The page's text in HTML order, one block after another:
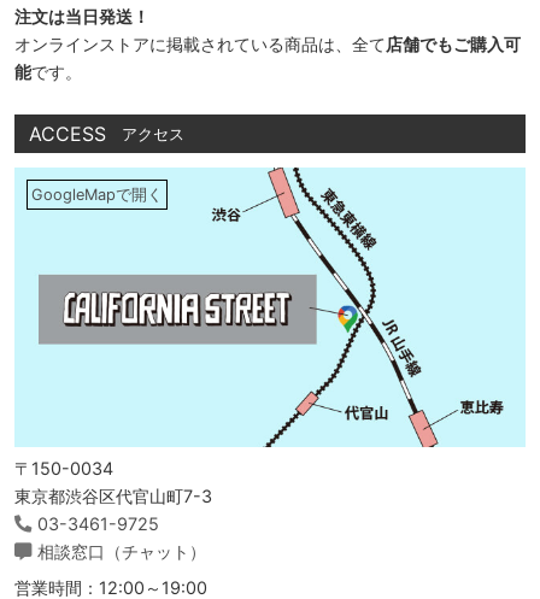
注文は当日発送！
オンラインストアに掲載されている商品は、全て店舗でもご購入可
能です。
ACCESS アクセス
GoogleMapで開く
〒150-0034
東京都渋谷区代官山町7-3
03-3461-9725
相談窓口（チャット）
営業時間：12:00～19:00